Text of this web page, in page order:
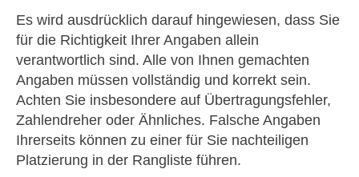
Es wird ausdrücklich darauf hingewiesen, dass Sie
für die Richtigkeit Ihrer Angaben allein
verantwortlich sind. Alle von Ihnen gemachten
Angaben müssen vollständig und korrekt sein.
Achten Sie insbesondere auf Übertragungsfehler,
Zahlendreher oder Ähnliches. Falsche Angaben
Ihrerseits können zu einer für Sie nachteiligen
Platzierung in der Rangliste führen.